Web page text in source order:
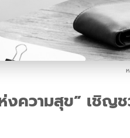
ความสุข” เชิญ